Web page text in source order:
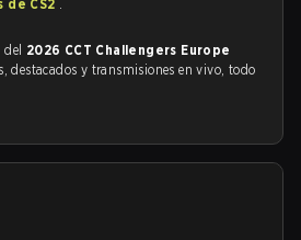
CS2 .
2026 CCT Challengers Europe
destacados y transmisiones en vivo, todo